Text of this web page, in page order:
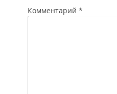
Комментарий *